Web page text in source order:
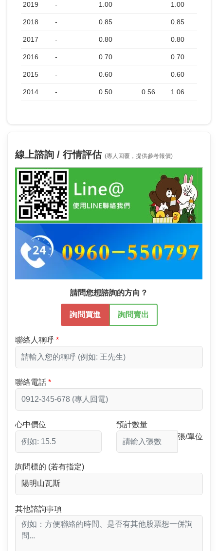
2019 - 1.00 1.00
2018 - 0.85 0.85
2017 - 0.80 0.80
2016 - 0.70 0.70
2015 - 0.60 0.60
2014 - 0.50 0.56 1.06
線上諮詢 / 行情評估 (專人回覆，提供參考報價)
請問您想諮詢的方向？
詢問買進 詢問賣出
聯絡人稱呼
聯絡電話
心中價位
預計數量
張/單位
詢問標的 (若有指定)
其他諮詢事項